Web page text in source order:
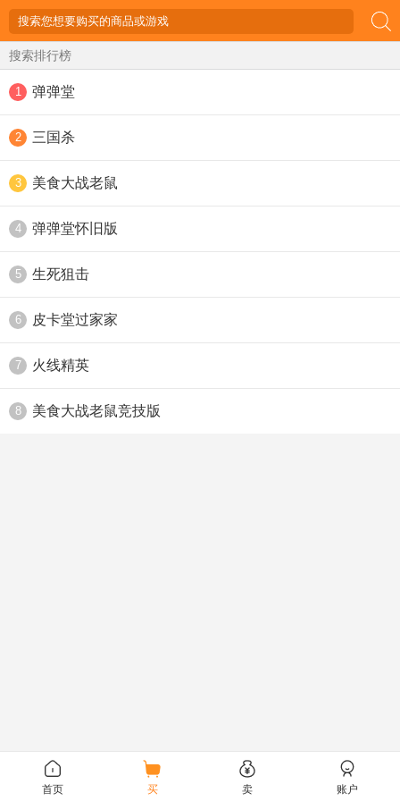
搜索排行榜
1 弹弹堂
2 三国杀
3 美食大战老鼠
4 弹弹堂怀旧版
5 生死狙击
6 皮卡堂过家家
7 火线精英
8 美食大战老鼠竞技版
首页 买 卖 账户